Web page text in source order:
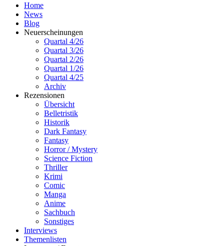
Home
News
Blog
Neuerscheinungen
Quartal 4/26
Quartal 3/26
Quartal 2/26
Quartal 1/26
Quartal 4/25
Archiv
Rezensionen
Übersicht
Belletristik
Historik
Dark Fantasy
Fantasy
Horror / Mystery
Science Fiction
Thriller
Krimi
Comic
Manga
Anime
Sachbuch
Sonstiges
Interviews
Themenlisten